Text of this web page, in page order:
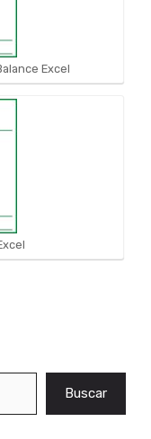
Excel
Buscar